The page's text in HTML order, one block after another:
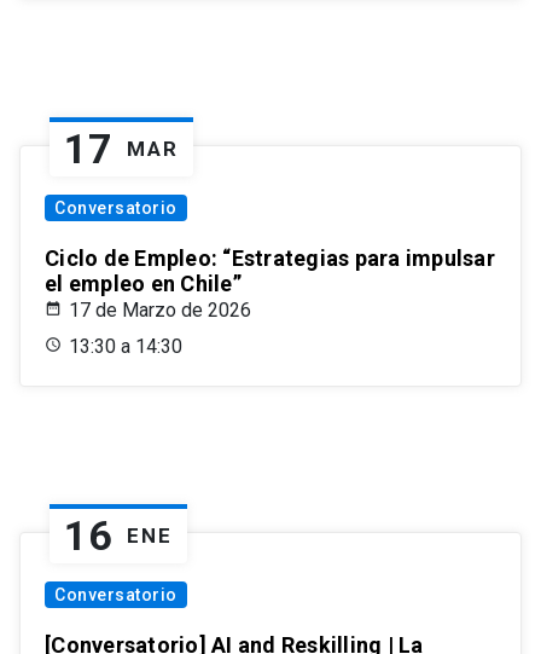
17 MAR
Conversatorio
Ciclo de Empleo: “Estrategias para impulsar
el empleo en Chile”
17 de Marzo de 2026
13:30 a 14:30
16 ENE
Conversatorio
[Conversatorio] AI and Reskilling | La